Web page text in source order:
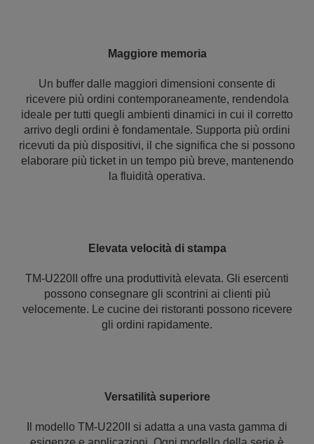
Maggiore memoria
Un buffer dalle maggiori dimensioni consente di
ricevere più ordini contemporaneamente, rendendola
ideale per tutti quegli ambienti dinamici in cui il corretto
arrivo degli ordini è fondamentale. Supporta più ordini
ricevuti da più dispositivi, il che significa che si possono
elaborare più ticket in un tempo più breve, mantenendo
la fluidità operativa.
Elevata velocità di stampa
TM-U220II offre una produttività elevata. Gli esercenti
possono consegnare gli scontrini ai clienti più
velocemente. Le cucine dei ristoranti possono ricevere
gli ordini rapidamente.
Versatilità superiore
Il modello TM-U220II si adatta a una vasta gamma di